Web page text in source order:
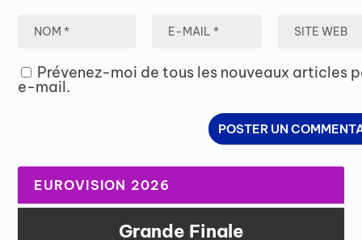
Prévenez-moi de tous les nouveaux articles
e-mail.
EUROVISION 2026
Grande Finale